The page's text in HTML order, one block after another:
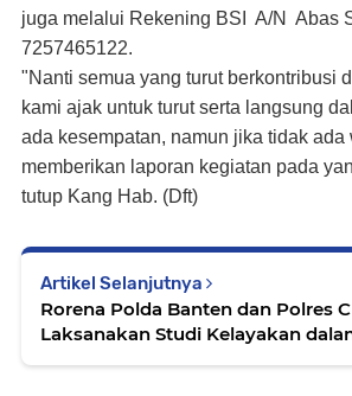
juga melalui Rekening BSI A/N Abas
7257465122.
"Nanti semua yang turut berkontribusi
kami ajak untuk turut serta langsung
ada kesempatan, namun jika tidak ada
memberikan laporan kegiatan pada
tutup Kang Hab. (Dft)
Artikel Selanjutnya
Rorena Polda Banten dan Polres
Laksanakan Studi Kelayakan